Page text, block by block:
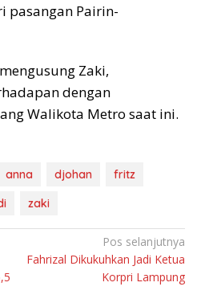
pasangan Pairin-
Zaki,
dengan
Walikota Metro saat ini.
anna djohan
fritz
zaki
Pos selanjutnya
Fahrizal Dikukuhkan Jadi Ketua
Korpri Lampung